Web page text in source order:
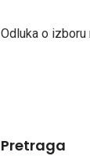
Odluka o
Pretraga